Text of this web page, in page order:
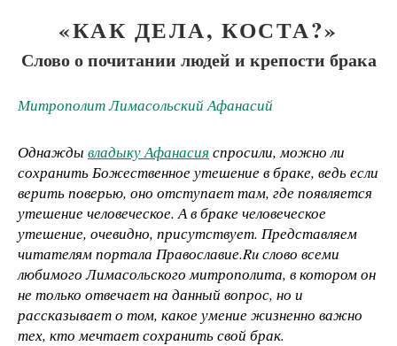
«КАК ДЕЛА, КОСТА?»
Слово о почитании людей и крепости брака
Митрополит Лимасольский Афанасий
Однажды владыку Афанасия спросили, можно ли
сохранить Божественное утешение в браке, ведь если
верить поверью, оно отступает там, где появляется
утешение человеческое. А в браке человеческое
утешение, очевидно, присутствует. Представляем
читателям портала Православие.Ru слово всеми
любимого Лимасольского митрополита, в котором он
не только отвечает на данный вопрос, но и
рассказывает о том, какое умение жизненно важно
тех, кто мечтает сохранить свой брак.